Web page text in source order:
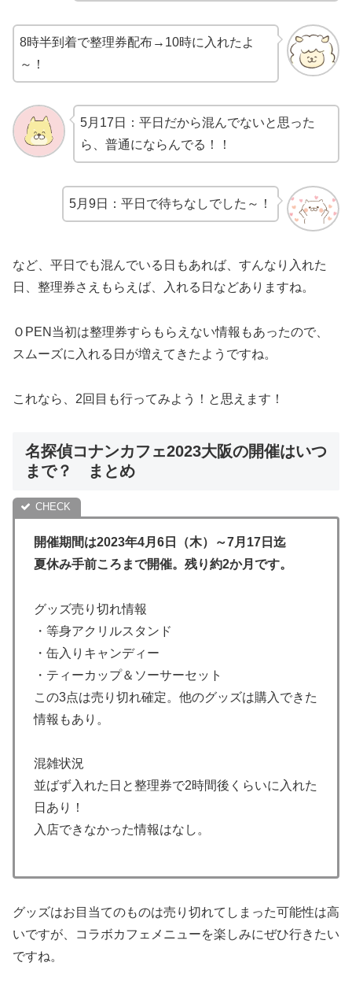
8時半到着で整理券配布→10時に入れたよ
～！
5月17日：平日だから混んでないと思った
ら、普通にならんでる！！
5月9日：平日で待ちなしでした～！
など、平日でも混んでいる日もあれば、すんなり入れた
日、整理券さえもらえば、入れる日などありますね。
ＯPEN当初は整理券すらもらえない情報もあったので、
スムーズに入れる日が増えてきたようですね。
これなら、2回目も行ってみよう！と思えます！
名探偵コナンカフェ2023大阪の開催はいつ
まで？ まとめ
開催期間は2023年4月6日（木）～7月17日迄
夏休み手前ころまで開催。残り約2か月です。
グッズ売り切れ情報
・等身アクリルスタンド
・缶入りキャンディー
・ティーカップ＆ソーサーセット
この3点は売り切れ確定。他のグッズは購入できた
情報もあり。
混雑状況
並ばず入れた日と整理券で2時間後くらいに入れた
日あり！
入店できなかった情報はなし。
グッズはお目当てのものは売り切れてしまった可能性は高
いですが、コラボカフェメニューを楽しみにぜひ行きたい
ですね。